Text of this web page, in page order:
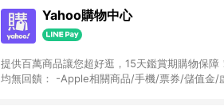
Yahoo購物中心
提供百萬商品讓您超好逛，15天鑑賞期購物保障！ 3C及特
均無回饋： -Apple相關商品/手機/票券/儲值金